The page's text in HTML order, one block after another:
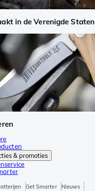
in de Verenigde Staten
& promoties
Get Smarter Nieuws